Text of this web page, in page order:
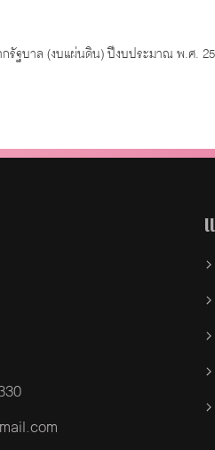
ฐบาล (งบแผ่นดิน) ปีงบประมาณ พ.ศ.